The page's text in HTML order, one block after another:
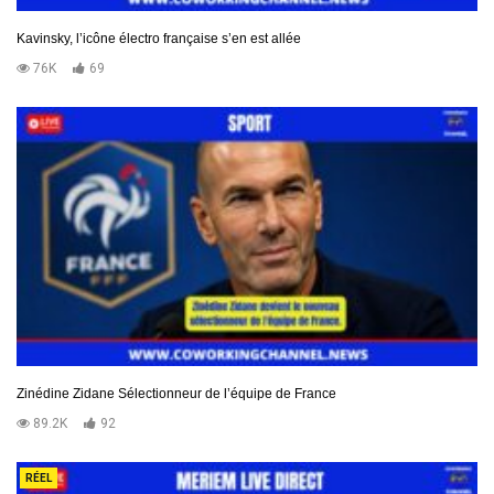
Kavinsky, l’icône électro française s’en est allée
76K
69
Zinédine Zidane Sélectionneur de l’équipe de France
89.2K
92
RÉEL